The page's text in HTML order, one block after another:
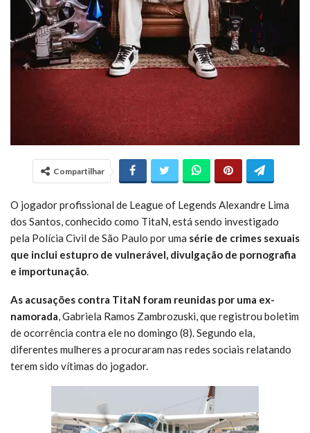
Compartilhar
O jogador profissional de League of Legends Alexandre Lima
dos Santos, conhecido como TitaN, está sendo investigado
pela Polícia Civil de São Paulo por uma série de crimes sexuais
que inclui estupro de vulnerável, divulgação de pornografia
e importunação.
As acusações contra TitaN foram reunidas por uma ex-
namorada, Gabriela Ramos Zambrozuski, que registrou boletim
de ocorrência contra ele no domingo (8). Segundo ela,
diferentes mulheres a procuraram nas redes sociais relatando
terem sido vítimas do jogador.